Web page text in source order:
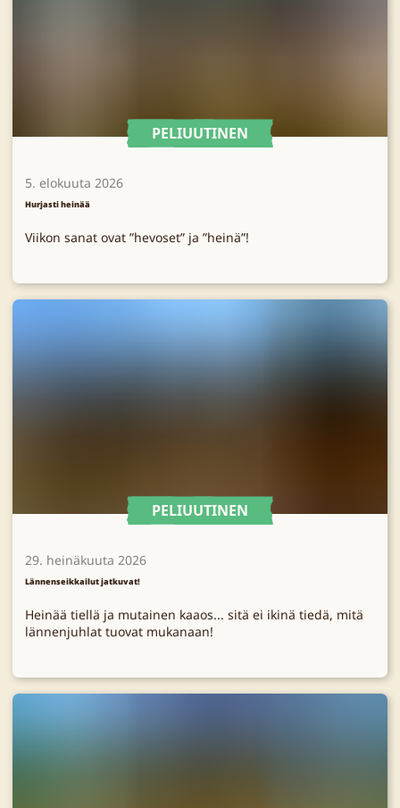
PELIUUTINEN
5. elokuuta 2026
Hurjasti heinää
Viikon sanat ovat ”hevoset” ja ”heinä”!
PELIUUTINEN
29. heinäkuuta 2026
Lännenseikkailut jatkuvat!
Heinää tiellä ja mutainen kaaos... sitä ei ikinä tiedä, mitä
lännenjuhlat tuovat mukanaan!